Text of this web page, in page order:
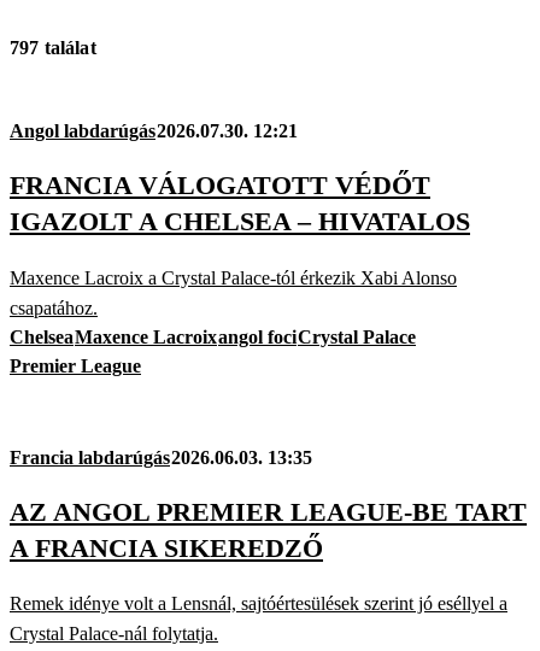
797 találat
Angol labdarúgás2026.07.30. 12:21
FRANCIA VÁLOGATOTT VÉDŐT
IGAZOLT A CHELSEA – HIVATALOS
Maxence Lacroix a Crystal Palace-tól érkezik Xabi Alonso
csapatához.
ChelseaMaxence Lacroixangol fociCrystal Palace
Premier League
Francia labdarúgás2026.06.03. 13:35
AZ ANGOL PREMIER LEAGUE-BE TART
A FRANCIA SIKEREDZŐ
Remek idénye volt a Lensnál, sajtóértesülések szerint jó eséllyel a
Crystal Palace-nál folytatja.